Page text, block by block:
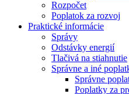
Rozpočet
Poplatok za rozvoj
Praktické informácie
Správy
Odstávky energií
Tlačivá na stiahnutie
Správne a iné
Správne
Poplatky za